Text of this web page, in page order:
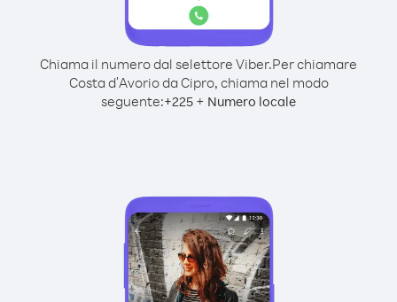
Chiama il numero dal selettore Viber.Per chiamare
Costa d′Avorio da Cipro, chiama nel modo
seguente:+225 + Numero locale